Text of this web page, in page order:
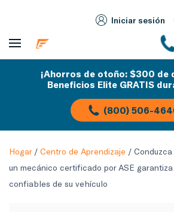
Iniciar sesión
¡Ahorros de otoño: $300 de
Beneficios Elite GRATIS
(800) 506-
Hogar/ Centro de Aprendizaje /
un mecánico certificado por ASE
confiables de su vehículo